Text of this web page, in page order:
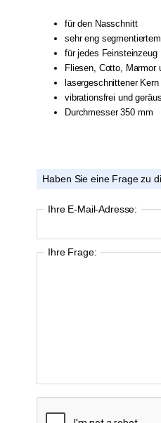
für den Nasschnitt
sehr eng
für jedes Feinsteinzeug
Fliesen, Cotto, Marmor
lasergeschnittener Kern
vibrationsfrei und
Durchmesser 350 mm
Haben Sie eine Frage zu
Ihre E-Mail-Adresse:
Ihre Frage: